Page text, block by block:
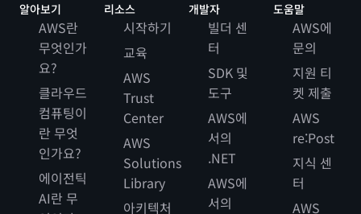
알아보기
AWS란
무엇인가
요?
클라우드
컴퓨팅이
란 무엇
인가요?
에이전틱
AI란 무
리소스
시작하기
교육
AWS
Trust
Center
AWS
Solutions
Library
아키텍처
개발자
빌더 센
터
SDK 및
도구
AWS에
서의
.NET
AWS에
서의
도움말
AWS에
문의
지원 티
켓 제출
AWS
re:Post
지식 센
터
AWS